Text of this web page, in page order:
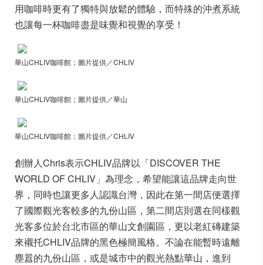
用咖啡時更有了獨特與放鬆的體驗，而特殊的沖煮系統
也讓每一杯咖啡盡是味覺和視覺的享受！
華山CHLIV咖啡館；圖片提供／CHLIV
華山CHLIV咖啡館；圖片提供／華山
華山CHLIV咖啡館；圖片提供／CHLIV
創辦人Chris表示CHLIV品牌以「DISCOVER THE
WORLD OF CHLIV」為理念，希望能讓這品牌走向世
界，同時也讓更多人認識台灣，因此在第一間店便選擇
了國際觀光客較多的九份山區，第二間店則選在同樣觀
光客多位於台北市區的華山文創園區，更以老紅磚建築
來襯托CHLIV品牌的黑色極簡風格。不論在能暫時遠離
塵囂的九份山區，或是城市中的觀光熱點華山，進到